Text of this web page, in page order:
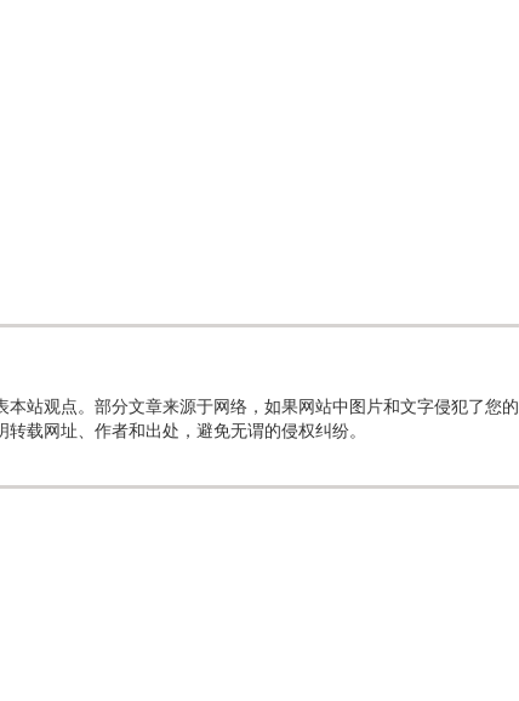
本站观点。部分文章来源于网络，如果网站中图片和文字侵犯了您的
载网址、作者和出处，避免无谓的侵权纠纷。